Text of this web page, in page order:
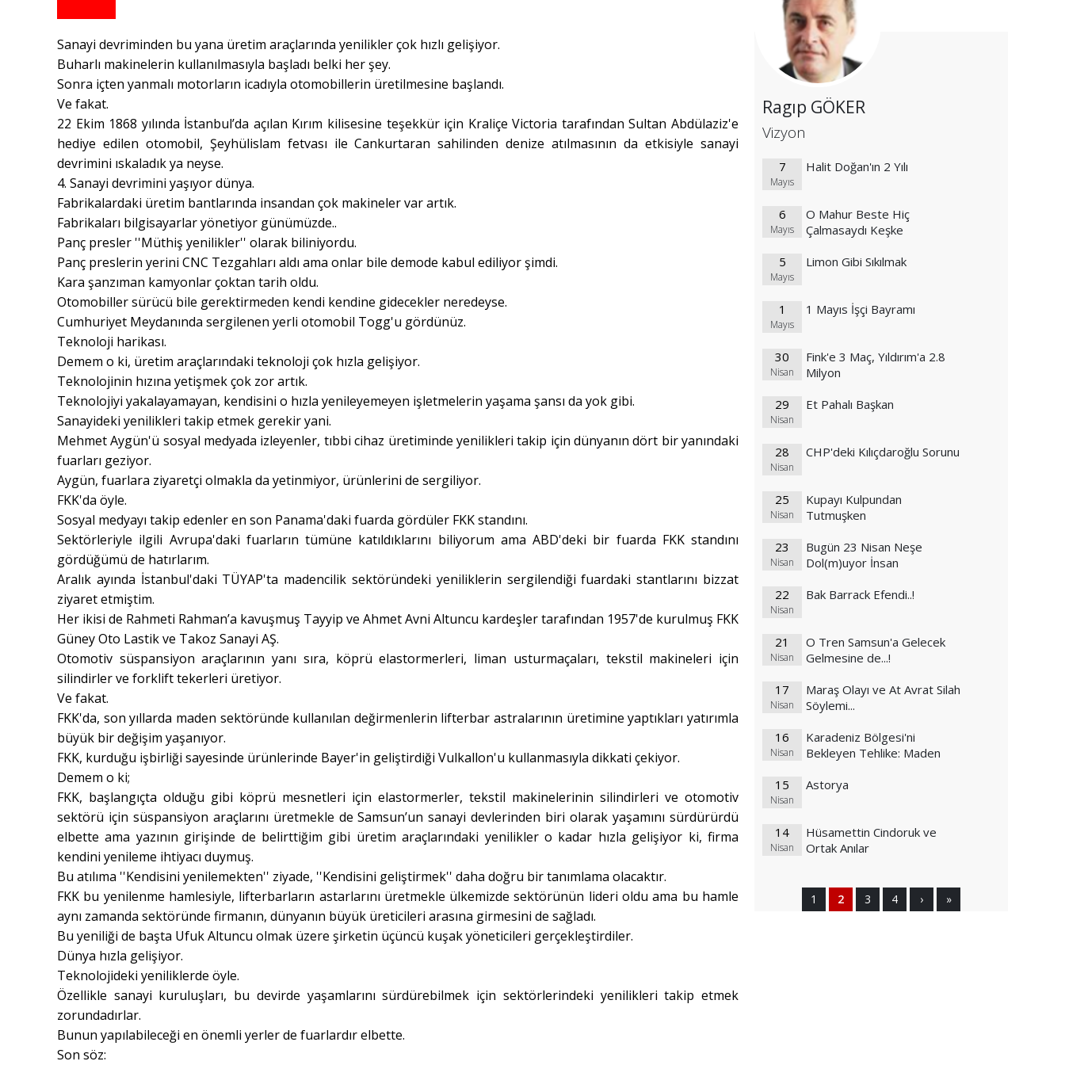
Sanayi devriminden bu yana üretim araçlarında yenilikler çok hızlı gelişiyor.
Buharlı makinelerin kullanılmasıyla başladı belki her şey.
Sonra içten yanmalı motorların icadıyla otomobillerin üretilmesine başlandı.
Ve fakat.
22 Ekim 1868 yılında İstanbul’da açılan Kırım kilisesine teşekkür için Kraliçe Victoria tarafından Sultan Abdülaziz'e
hediye edilen otomobil, Şeyhülislam fetvası ile Cankurtaran sahilinden denize atılmasının da etkisiyle sanayi
devrimini ıskaladık ya neyse.
4. Sanayi devrimini yaşıyor dünya.
Fabrikalardaki üretim bantlarında insandan çok makineler var artık.
Fabrikaları bilgisayarlar yönetiyor günümüzde..
Panç presler ''Müthiş yenilikler'' olarak biliniyordu.
Panç preslerin yerini CNC Tezgahları aldı ama onlar bile demode kabul ediliyor şimdi.
Kara şanzıman kamyonlar çoktan tarih oldu.
Otomobiller sürücü bile gerektirmeden kendi kendine gidecekler neredeyse.
Cumhuriyet Meydanında sergilenen yerli otomobil Togg'u gördünüz.
Teknoloji harikası.
Demem o ki, üretim araçlarındaki teknoloji çok hızla gelişiyor.
Teknolojinin hızına yetişmek çok zor artık.
Teknolojiyi yakalayamayan, kendisini o hızla yenileyemeyen işletmelerin yaşama şansı da yok gibi.
Sanayideki yenilikleri takip etmek gerekir yani.
Mehmet Aygün'ü sosyal medyada izleyenler, tıbbi cihaz üretiminde yenilikleri takip için dünyanın dört bir yanındaki
fuarları geziyor.
Aygün, fuarlara ziyaretçi olmakla da yetinmiyor, ürünlerini de sergiliyor.
FKK'da öyle.
Sosyal medyayı takip edenler en son Panama'daki fuarda gördüler FKK standını.
Sektörleriyle ilgili Avrupa'daki fuarların tümüne katıldıklarını biliyorum ama ABD'deki bir fuarda FKK standını
gördüğümü de hatırlarım.
Aralık ayında İstanbul'daki TÜYAP'ta madencilik sektöründeki yeniliklerin sergilendiği fuardaki stantlarını bizzat
ziyaret etmiştim.
Her ikisi de Rahmeti Rahman’a kavuşmuş Tayyip ve Ahmet Avni Altuncu kardeşler tarafından 1957'de kurulmuş FKK
Güney Oto Lastik ve Takoz Sanayi AŞ.
Otomotiv süspansiyon araçlarının yanı sıra, köprü elastormerleri, liman usturmaçaları, tekstil makineleri için
silindirler ve forklift tekerleri üretiyor.
Ve fakat.
FKK'da, son yıllarda maden sektöründe kullanılan değirmenlerin lifterbar astralarının üretimine yaptıkları yatırımla
büyük bir değişim yaşanıyor.
FKK, kurduğu işbirliği sayesinde ürünlerinde Bayer'in geliştirdiği Vulkallon'u kullanmasıyla dikkati çekiyor.
Demem o ki;
FKK, başlangıçta olduğu gibi köprü mesnetleri için elastormerler, tekstil makinelerinin silindirleri ve otomotiv
sektörü için süspansiyon araçlarını üretmekle de Samsun’un sanayi devlerinden biri olarak yaşamını sürdürürdü
elbette ama yazının girişinde de belirttiğim gibi üretim araçlarındaki yenilikler o kadar hızla gelişiyor ki, firma
kendini yenileme ihtiyacı duymuş.
Bu atılıma ''Kendisini yenilemekten'' ziyade, ''Kendisini geliştirmek'' daha doğru bir tanımlama olacaktır.
FKK bu yenilenme hamlesiyle, lifterbarların astarlarını üretmekle ülkemizde sektörünün lideri oldu ama bu hamle
aynı zamanda sektöründe firmanın, dünyanın büyük üreticileri arasına girmesini de sağladı.
Bu yeniliği de başta Ufuk Altuncu olmak üzere şirketin üçüncü kuşak yöneticileri gerçekleştirdiler.
Dünya hızla gelişiyor.
Teknolojideki yeniliklerde öyle.
Özellikle sanayi kuruluşları, bu devirde yaşamlarını sürdürebilmek için sektörlerindeki yenilikleri takip etmek
zorundadırlar.
Bunun yapılabileceği en önemli yerler de fuarlardır elbette.
Son söz:
Ragıp GÖKER
Vizyon
7
Mayıs
Halit Doğan'ın 2 Yılı
6
Mayıs
O Mahur Beste Hiç
Çalmasaydı Keşke
5
Mayıs
Limon Gibi Sıkılmak
1
Mayıs
1 Mayıs İşçi Bayramı
30
Nisan
Fink'e 3 Maç, Yıldırım'a 2.8
Milyon
29
Nisan
Et Pahalı Başkan
28
Nisan
CHP'deki Kılıçdaroğlu Sorunu
25
Nisan
Kupayı Kulpundan
Tutmuşken
23
Nisan
Bugün 23 Nisan Neşe
Dol(m)uyor İnsan
22
Nisan
Bak Barrack Efendi..!
21
Nisan
O Tren Samsun'a Gelecek
Gelmesine de...!
17
Nisan
Maraş Olayı ve At Avrat Silah
Söylemi...
16
Nisan
Karadeniz Bölgesi'ni
Bekleyen Tehlike: Maden
15
Nisan
Astorya
14
Nisan
Hüsamettin Cindoruk ve
Ortak Anılar
1 2 3 4 › »